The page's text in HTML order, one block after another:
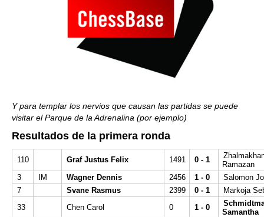
Y para templar los nervios que causan las partidas se puede
visitar el Parque de la Adrenalina (por ejemplo)
Resultados de la primera ronda
110 Graf Justus Felix 1491 0 - 1
Ramazan
3
IM Wagner Dennis 2456 1 - 0
Salomon
7
Svane Rasmus 2399 0 - 1
Markoja
33
Chen Carol 0 1 - 0
Samantha